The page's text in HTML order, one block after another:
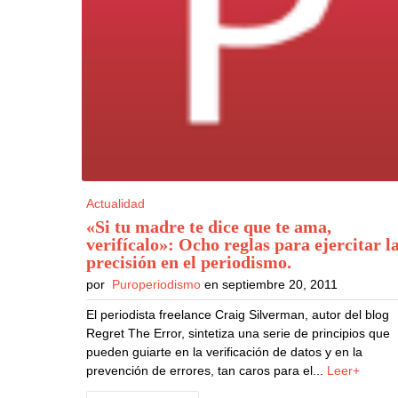
Actualidad
«Si tu madre te dice que te ama,
verifícalo»: Ocho reglas para ejercitar
precisión en el periodismo.
por Puroperiodismo en septiembre 20, 2011
El periodista freelance Craig Silverman, autor del blog
Regret The Error, sintetiza una serie de principios que
pueden guiarte en la verificación de datos y en la
prevención de errores, tan caros para el... Leer+